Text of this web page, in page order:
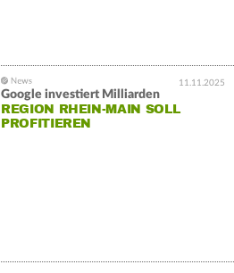
11.11.2025
Google investiert Milliarden
REGION RHEIN-MAIN SOLL
PROFITIEREN